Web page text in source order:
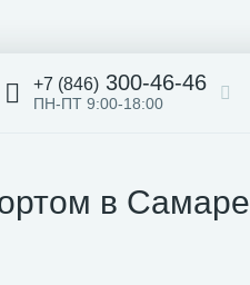
+7 (846) 300-46-46
ПН-ПТ 9:00-18:00
в Самаре